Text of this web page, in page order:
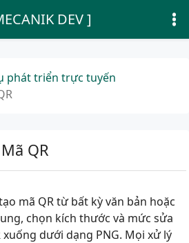
DEV ]
phát triển trực tuyến
QR
mã QR từ bất kỳ văn bản hoặc
chọn kích thước và mức sửa
xuống dưới dạng PNG. Mọi xử lý